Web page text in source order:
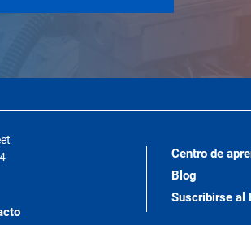
Centro de
Blog
Suscribirse al